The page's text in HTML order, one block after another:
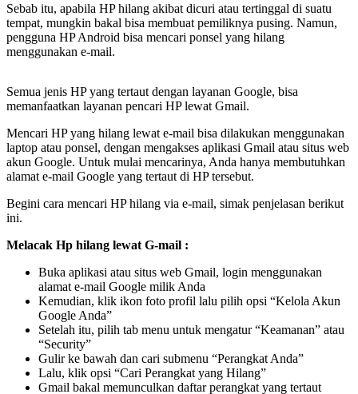
Sebab itu, apabila HP hilang akibat dicuri atau tertinggal di suatu
tempat, mungkin bakal bisa membuat pemiliknya pusing. Namun,
pengguna HP Android bisa mencari ponsel yang hilang
menggunakan e-mail.
Semua jenis HP yang tertaut dengan layanan Google, bisa
memanfaatkan layanan pencari HP lewat Gmail.
Mencari HP yang hilang lewat e-mail bisa dilakukan menggunakan
laptop atau ponsel, dengan mengakses aplikasi Gmail atau situs web
akun Google. Untuk mulai mencarinya, Anda hanya membutuhkan
alamat e-mail Google yang tertaut di HP tersebut.
Begini cara mencari HP hilang via e-mail, simak penjelasan berikut
ini.
Melacak Hp hilang lewat G-mail :
Buka aplikasi atau situs web Gmail, login menggunakan
alamat e-mail Google milik Anda
Kemudian, klik ikon foto profil lalu pilih opsi “Kelola Akun
Google Anda”
Setelah itu, pilih tab menu untuk mengatur “Keamanan” atau
“Security”
Gulir ke bawah dan cari submenu “Perangkat Anda”
Lalu, klik opsi “Cari Perangkat yang Hilang”
Gmail bakal memunculkan daftar perangkat yang tertaut